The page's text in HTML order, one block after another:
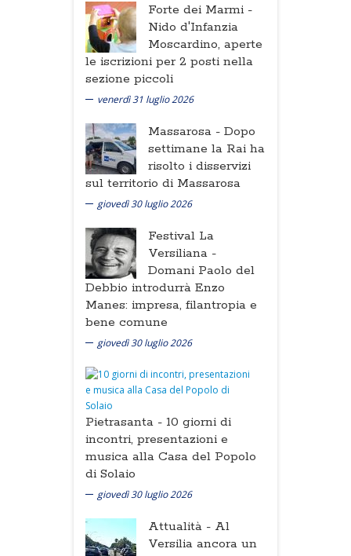
Forte dei Marmi -
Nido d'Infanzia
Moscardino, aperte
le iscrizioni per 2 posti nella
sezione piccoli
venerdì 31 luglio 2026
Massarosa - Dopo
settimane la Rai ha
risolto i disservizi
sul territorio di Massarosa
giovedì 30 luglio 2026
Festival La
Versiliana -
Domani Paolo del
Debbio introdurrà Enzo
Manes: impresa, filantropia e
bene comune
giovedì 30 luglio 2026
Pietrasanta - 10 giorni di
incontri, presentazioni e
musica alla Casa del Popolo
di Solaio
giovedì 30 luglio 2026
Attualità - Al
Versilia ancora un